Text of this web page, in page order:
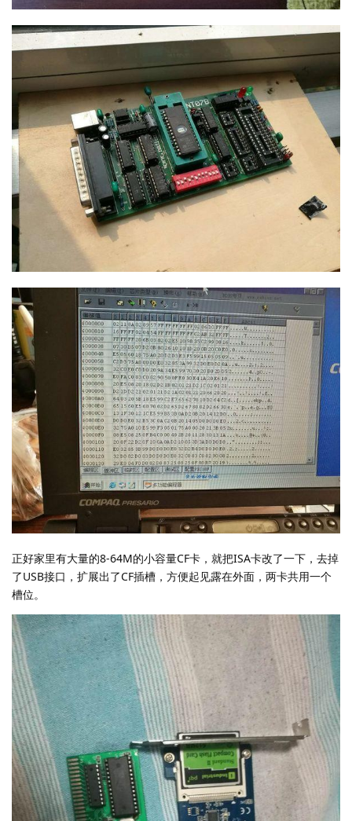
正好家里有大量的8-64M的小容量CF卡，就把ISA卡改了一下，去掉
了USB接口，扩展出了CF插槽，方便起见露在外面，两卡共用一个
槽位。